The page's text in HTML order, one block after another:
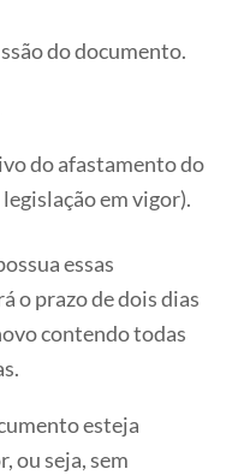
do documento.
do afastamento do
em vigor).
essas
o prazo de dois dias
contendo todas
esteja
ou seja, sem